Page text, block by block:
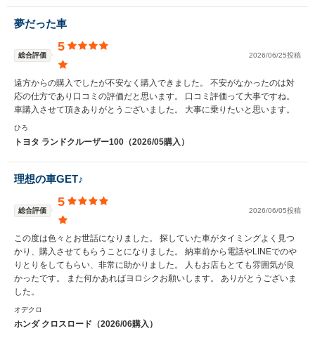
夢だった車
総合評価
5
2026/06/25投稿
遠方からの購入でしたが不安なく購入できました。 不安がなかったのは対
応の仕方であり口コミの評価だと思います。 口コミ評価って大事ですね。
車購入させて頂きありがとうございました。 大事に乗りたいと思います。
ひろ
トヨタ ランドクルーザー100（2026/05購入）
理想の車GET♪
総合評価
5
2026/06/05投稿
この度は色々とお世話になりました。 探していた車がタイミングよく見つ
かり、購入させてもらうことになりました。 納車前から電話やLINEでのや
りとりをしてもらい、非常に助かりました。 人もお店もとても雰囲気が良
かったです。 また何かあればヨロシクお願いします。 ありがとうございま
した。
オデクロ
ホンダ クロスロード（2026/06購入）